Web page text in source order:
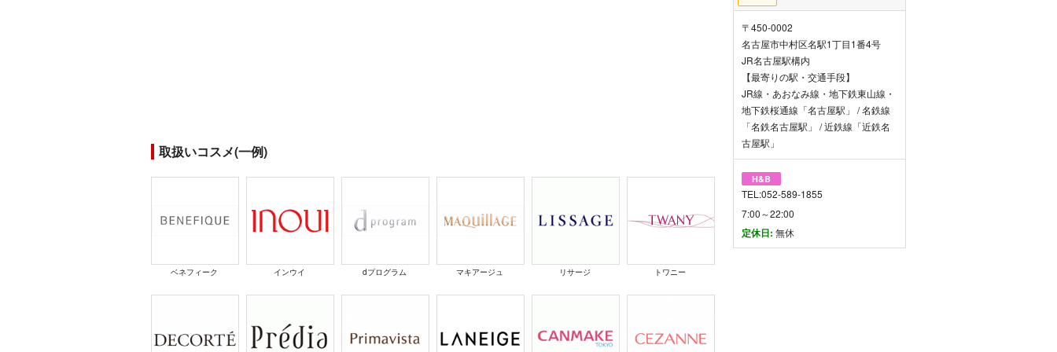
取扱いコスメ(一例)
ベネフィーク インウイ dプログラム マキアージュ リサージ トワニー
〒450-0002
名古屋市中村区名駅1丁目1番4号
JR名古屋駅構内
【最寄りの駅・交通手段】
JR線・あおなみ線・地下鉄東山線・
地下鉄桜通線「名古屋駅」 / 名鉄線
「名鉄名古屋駅」 / 近鉄線「近鉄名
古屋駅」
H&B
TEL:052-589-1855
7:00～22:00
定休日: 無休